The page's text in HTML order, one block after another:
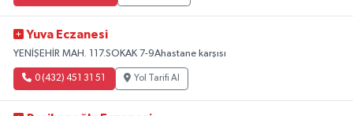
Yuva Eczanesi
YENİŞEHİR MAH. 117.SOKAK 7-9Ahastane karşısı
0 (432) 451 31 51 Yol Tarifi Al